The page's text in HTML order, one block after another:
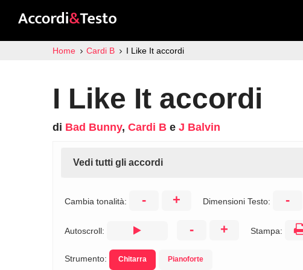
Home Cardi B I Like It accordi
I Like It accordi
di Bad Bunny, Cardi B e J Balvin
Vedi tutti gli accordi
Cambia tonalità: - + Dimensioni Testo: -
Autoscroll: - + Stampa:
Strumento: Chitarra Pianoforte